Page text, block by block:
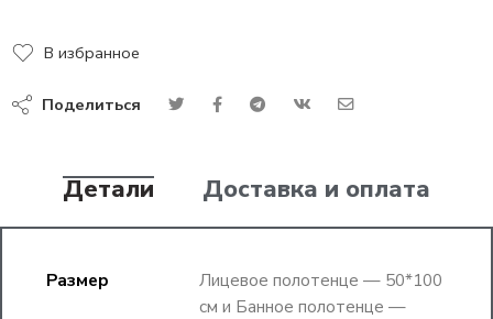
В избранное
Поделиться
Детали Доставка и оплата
Размер
Лицевое полотенце — 50*100
см и Банное полотенце —